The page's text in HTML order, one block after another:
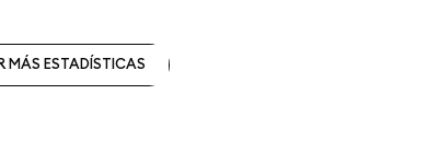
MÁS ESTADÍSTICAS